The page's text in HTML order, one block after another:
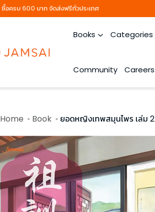
ซื้อครบ 600 บาท จัดส่งฟรีทั่วประเทศ
Books Categories
Community Careers
Home Book ยอดหญิงเทพสมุนไพร เล่ม 2